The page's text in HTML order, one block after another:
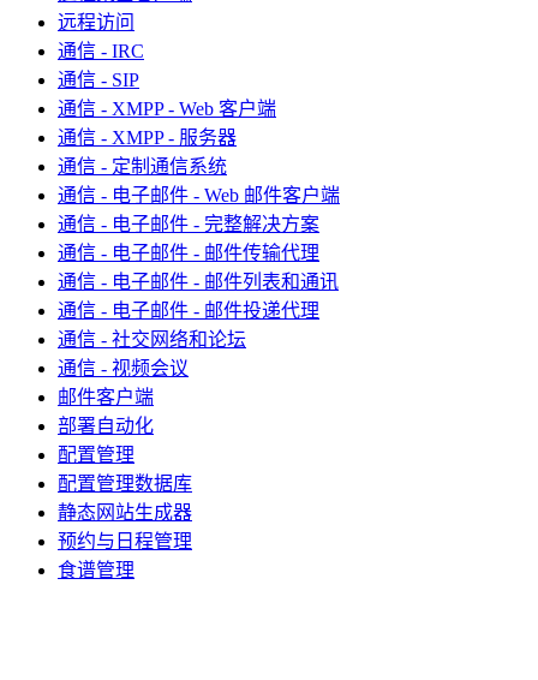
远程访问
通信 - IRC
通信 - SIP
通信 - XMPP - Web 客户端
通信 - XMPP - 服务器
通信 - 定制通信系统
通信 - 电子邮件 - Web 邮件客户端
通信 - 电子邮件 - 完整解决方案
通信 - 电子邮件 - 邮件传输代理
通信 - 电子邮件 - 邮件列表和通讯
通信 - 电子邮件 - 邮件投递代理
通信 - 社交网络和论坛
通信 - 视频会议
邮件客户端
部署自动化
配置管理
配置管理数据库
静态网站生成器
预约与日程管理
食谱管理